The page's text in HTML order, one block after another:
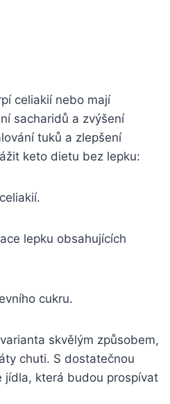
celiakií ⁢nebo mají
sacharidů a ‍zvýšení‍
tuků a zlepšení
keto dietu‌ bez lepku:
‌lepku obsahujících
cukru.
skvělým způsobem,⁤
chuti. S dostatečnou‍
jídla, která budou prospívat